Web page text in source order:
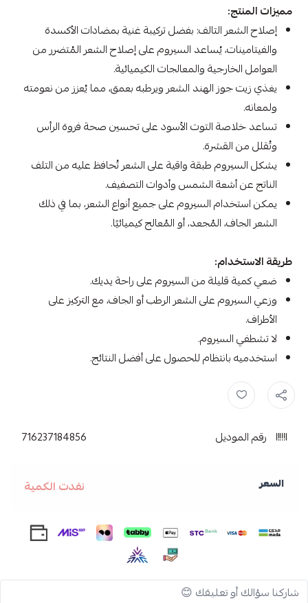
مميزات المنتج:
إصلاح الشعر التالف: بفضل تركيبة غنية بمضادات الأكسدة
والفيتامينات، يُساعد السيروم على إصلاح الشعر المُتضرر من
العوامل الخارجية والمعالجات الكيميائية.
يغذي زيت جوز الهند الشعر ويرطبه بعمق، مما يُعزز من نعومته
ولمعانه.
تساعد خلاصة التوت الأسود على تحسين صحة فروة الرأس
وتُقلل من القشرة.
يشكل السيروم طبقة واقية على الشعر تُحافظ عليه من التلف
الناتج عن أشعة الشمس وأدوات التصفيف.
يمكن استخدام السيروم على جميع أنواع الشعر، بما في ذلك
الشعر الجاف، المُجعد، أو المُعالج كيميائيًا.
طريقة الاستخدام:
ضعي كمية قليلة من السيروم على راحة يديك.
وزعي السيروم على الشعر الرطب أو الجاف، مع التركيز على
الأطراف.
لا تشطفي السيروم.
استخدميه بانتظام للحصول على أفضل النتائج.
سيروم جيوفاني ,
رقم الموديل 716237184856
السعر نفدت الكمية